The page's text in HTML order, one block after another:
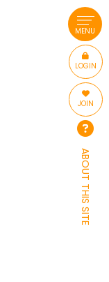
MENU
LOGIN
JOIN
ABOUT THIS SITE